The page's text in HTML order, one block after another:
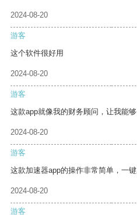
2024-08-20
游客
这个软件很好用
2024-08-20
游客
这款app就像我的财务顾问，让我能够
2024-08-20
游客
这款加速器app的操作非常简单，一
2024-08-20
游客